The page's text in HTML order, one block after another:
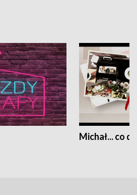
Michał... co